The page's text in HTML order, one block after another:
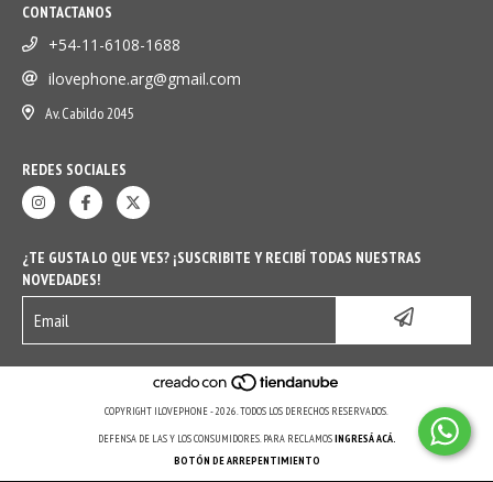
CONTACTANOS
+54-11-6108-1688
ilovephone.arg@gmail.com
Av. Cabildo 2045
REDES SOCIALES
¿TE GUSTA LO QUE VES? ¡SUSCRIBITE Y RECIBÍ TODAS NUESTRAS
NOVEDADES!
COPYRIGHT ILOVEPHONE - 2026. TODOS LOS DERECHOS RESERVADOS.
DEFENSA DE LAS Y LOS CONSUMIDORES. PARA RECLAMOSINGRESÁ ACÁ.
BOTÓN DE ARREPENTIMIENTO